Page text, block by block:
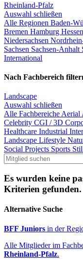
Rheinland-Pfalz
Auswahl schließen
Alle Regionen Baden-
Bremen Hamburg Hessen
Niedersachsen
Sachsen Sachsen-Anhalt
International
Nach Fachbereich
Landscape
Auswahl schließen
Alle Fachbereiche Aerial
Celebrity CGI / 3D
Healthcare Industrial
Landscape Lifestyle
Social Projects Sports
Es wurden keine
Kriterien gefunden.
Alternative Suche
BFF Juniors in der
Alle Mitglieder im
Rheinland-Pfalz.